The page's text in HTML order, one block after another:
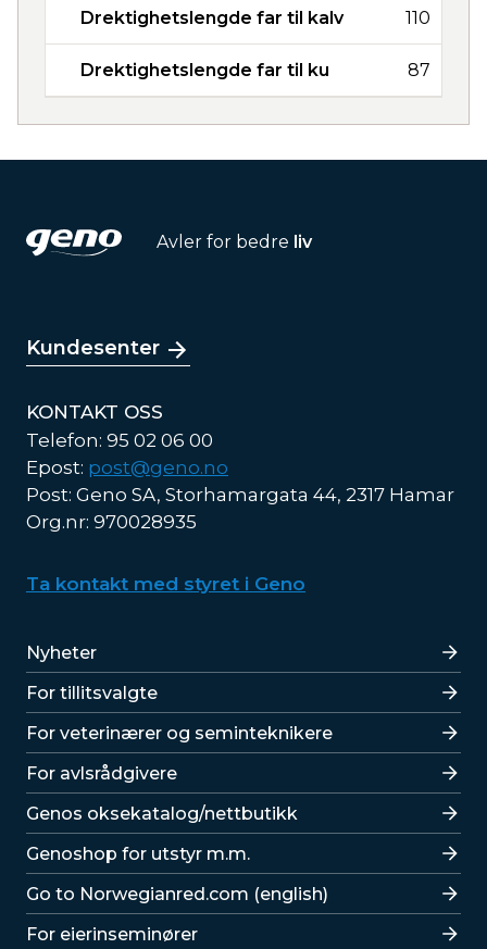
Drektighetslengde far til kalv 110
Drektighetslengde far til ku 87
Avler for bedre liv
Kundesenter
KONTAKT OSS
Telefon: 95 02 06 00
Epost: post@geno.no
Post: Geno SA, Storhamargata 44, 2317 Hamar
Org.nr: 970028935
Ta kontakt med styret i Geno
Lenker
Nyheter
For tillitsvalgte
For veterinærer og seminteknikere
For avlsrådgivere
Lenker
Genos oksekatalog/nettbutikk
Genoshop for utstyr m.m.
Go to Norwegianred.com (english)
For eierinseminører